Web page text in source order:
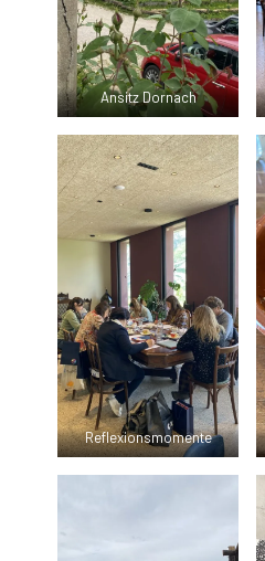
Ansitz Dornach
Reflexionsmomente